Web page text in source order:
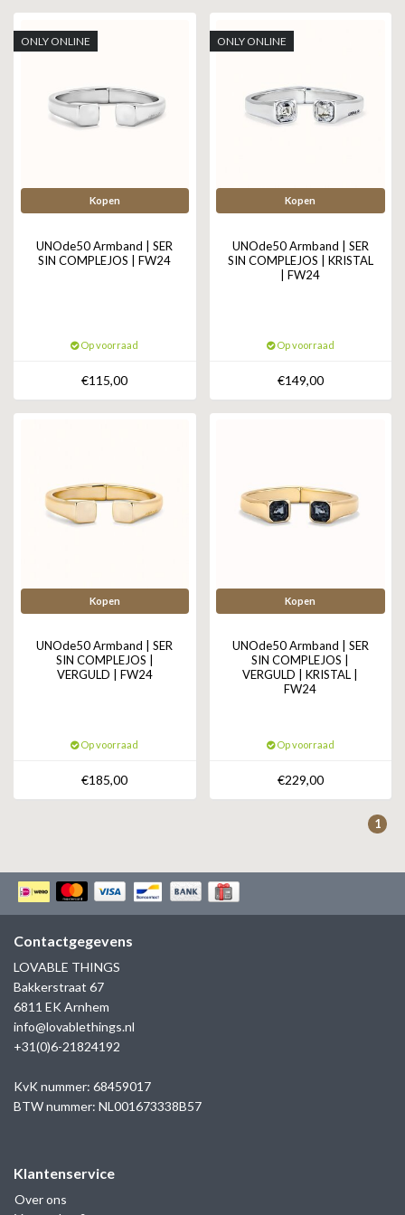
GNOES
YMALA
SILK | SALE
ZAG BIJOUX
KAPTEN & SON
SER INTREPIDA | SS25
HORLOGE
SALE
CADEAUTJES TOT € 100
BLOG
ONLY ONLINE
Kopen
UNOde50 Armband | SER
SIN COMPLEJOS | FW24
Op voorraad
€115,00
ONLY ONLINE
Kopen
UNOde50 Armband | SER
SIN COMPLEJOS | KRISTAL
| FW24
Op voorraad
€149,00
Kopen
UNOde50 Armband | SER
SIN COMPLEJOS |
VERGULD | FW24
Op voorraad
€185,00
Kopen
UNOde50 Armband | SER
SIN COMPLEJOS |
VERGULD | KRISTAL |
FW24
Op voorraad
€229,00
1
Contactgegevens
LOVABLE THINGS
Bakkerstraat 67
6811 EK Arnhem
info@lovablethings.nl
+31(0)6-21824192
KvK nummer: 68459017
BTW nummer: NL001673338B57
Klantenservice
Over ons